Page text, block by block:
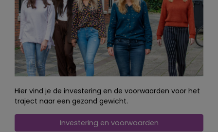
Hier vind je de investering en de voorwaarden voor het
traject naar een gezond gewicht.
Investering en voorwaarden